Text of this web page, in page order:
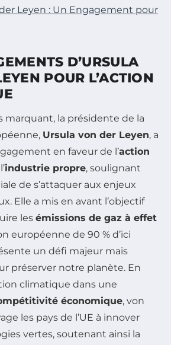
Leyen : Un Engagement pour
D’URSULA
POUR L’ACTION
marquant, la présidente de la
Ursula von der Leyen, a
en faveur de l’action
industrie propre, soulignant
de s’attaquer aux enjeux
Elle a mis en avant l’objectif
les émissions de gaz à effet
européenne de 90 % d’ici
un défi majeur mais
préserver notre planète. En
climatique dans une
économique, von
les pays de l’UE à innover
vertes, soutenant ainsi la